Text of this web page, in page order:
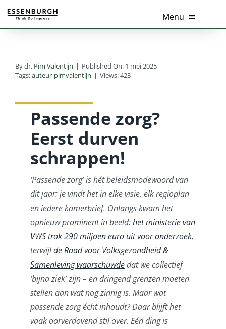
Ga
naar
Menu
Thema’s
Tools
Over Ons
Actueel
Contact
Log Out
Bydr. Pim Valentijn | Published On: 1 mei 2025 |
Tags:auteur-pimvalentijn | Views: 423
Passende zorg?
Eerst durven
schrappen!
‘Passende zorg’ is hét beleidsmodewoord van
dit jaar: je vindt het in elke visie, elk regioplan
en iedere kamerbrief. Onlangs kwam het
opnieuw prominent in beeld:het ministerie van
VWS trok 290 miljoen euro uit voor onderzoek,
terwijlde Raad voor Volksgezondheid &
Samenleving waarschuwdedat we collectief
‘bijna ziek’ zijn – en dringend grenzen moeten
stellen aan wat nog zinnig is. Maar wat
passende zorg écht inhoudt? Daar blijft het
vaak oorverdovend stil over. Eén ding is